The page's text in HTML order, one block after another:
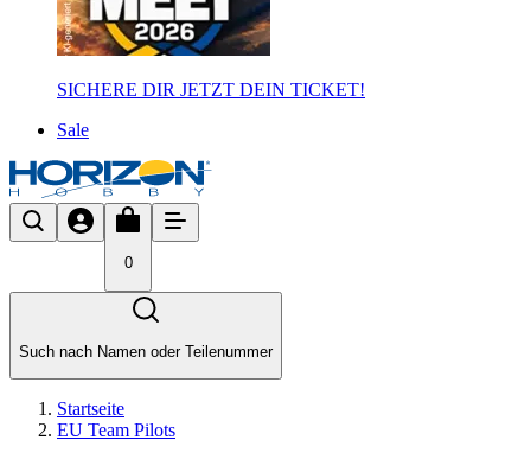
SICHERE DIR JETZT DEIN TICKET!
Sale
0
Such nach Namen oder Teilenummer
Startseite
EU Team Pilots